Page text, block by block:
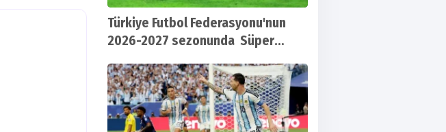
Türkiye Futbol Federasyonu'nun
2026-2027 sezonunda Süper
kuralları belli oldu